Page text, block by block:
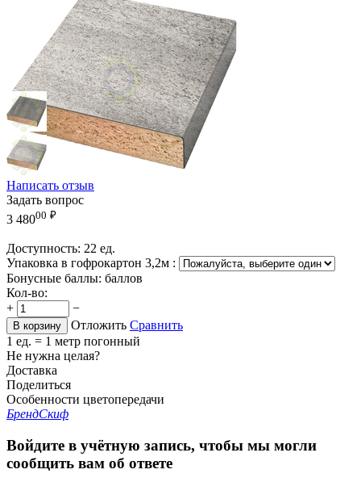
Написать отзыв
Задать вопрос
3 48000 ₽
Доступность: 22 ед.
Упаковка в гофрокартон 3,2м :
Бонусные баллы: баллов
Кол-во:
+
−
В корзину Отложить Сравнить
1 ед. = 1 метр погонный
Не нужна целая?
Доставка
Поделиться
Особенности цветопередачи
БрендСкиф
Войдите в учётную запись, чтобы мы могли
сообщить вам об ответе